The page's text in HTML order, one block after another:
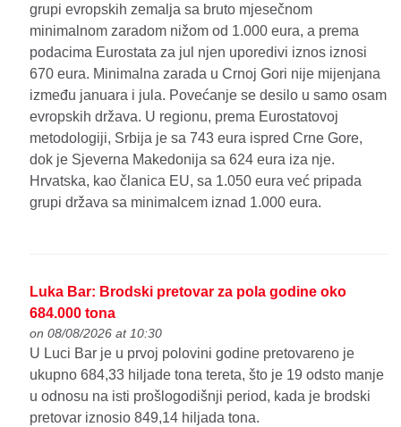
grupi evropskih zemalja sa bruto mjesečnom
minimalnom zaradom nižom od 1.000 eura, a prema
podacima Eurostata za jul njen uporedivi iznos iznosi
670 eura. Minimalna zarada u Crnoj Gori nije mijenjana
između januara i jula. Povećanje se desilo u samo osam
evropskih država. U regionu, prema Eurostatovoj
metodologiji, Srbija je sa 743 eura ispred Crne Gore,
dok je Sjeverna Makedonija sa 624 eura iza nje.
Hrvatska, kao članica EU, sa 1.050 eura već pripada
grupi država sa minimalcem iznad 1.000 eura.
Luka Bar: Brodski pretovar za pola godine oko
684.000 tona
on 08/08/2026 at 10:30
U Luci Bar je u prvoj polovini godine pretovareno je
ukupno 684,33 hiljade tona tereta, što je 19 odsto manje
u odnosu na isti prošlogodišnji period, kada je brodski
pretovar iznosio 849,14 hiljada tona.